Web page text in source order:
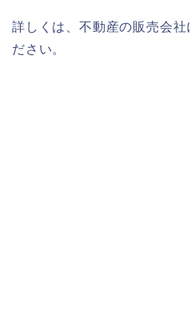
詳しくは、不動産の販売会社
ださい。